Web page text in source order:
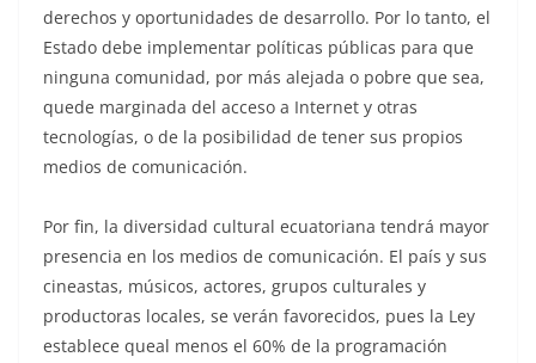
derechos y oportunidades de desarrollo. Por lo tanto, el
Estado debe implementar políticas públicas para que
ninguna comunidad, por más alejada o pobre que sea,
quede marginada del acceso a Internet y otras
tecnologías, o de la posibilidad de tener sus propios
medios de comunicación.
Por fin, la diversidad cultural ecuatoriana tendrá mayor
presencia en los medios de comunicación. El país y sus
cineastas, músicos, actores, grupos culturales y
productoras locales, se verán favorecidos, pues la Ley
establece queal menos el 60% de la programación